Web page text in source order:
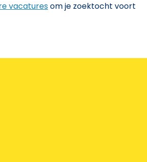
vacaturesom je zoektocht voort